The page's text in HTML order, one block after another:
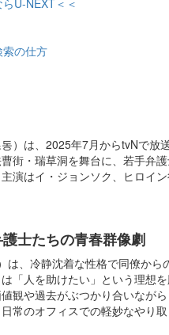
U-NEXT＜＜
の仕方
）は、2025年7月からtvNで放
街・瑞草洞を舞台に、若手弁
演はイ・ジョンソク、ヒロイ
士たちの青春群像劇
、冷静沈着な性格で同僚から
「人を助けたい」という理想
観や過去がぶつかり合いなが
常のオフィスでの軽妙なやり取